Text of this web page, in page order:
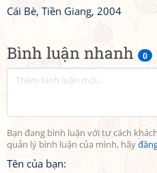
Bình luận nhanh 0
Bạn đang bình luận với tư cách
quản lý bình luận của mình, hãy
Tên của bạn:
Cái Bè, Tiền Giang, 2004